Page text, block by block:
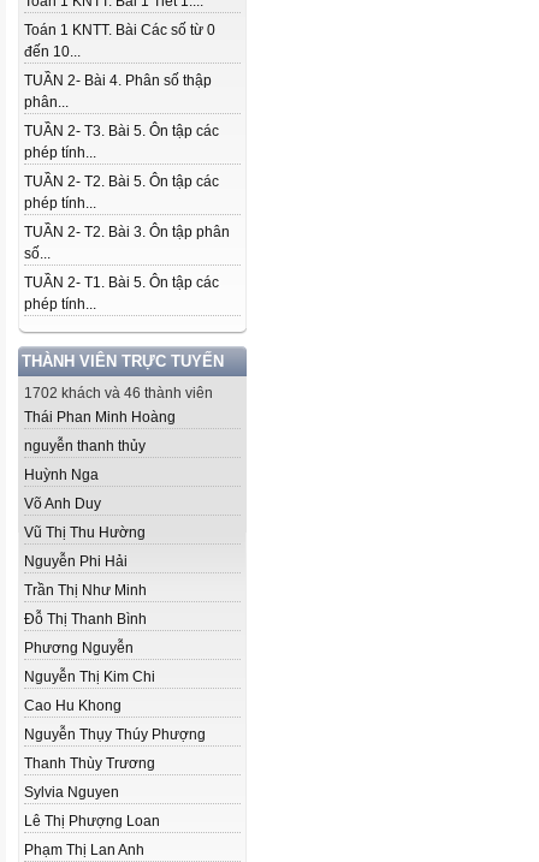
Toán 1 KNTT. Bài Các số từ 0
đến 10...
TUẦN 2- Bài 4. Phân số thập
phân...
TUẦN 2- T3. Bài 5. Ôn tập các
phép tính...
TUẦN 2- T2. Bài 5. Ôn tập các
phép tính...
TUẦN 2- T2. Bài 3. Ôn tập phân
số...
TUẦN 2- T1. Bài 5. Ôn tập các
phép tính...
THÀNH VIÊN TRỰC TUYẾN
1702 khách và 46 thành viên
Thái Phan Minh Hoàng
nguyễn thanh thủy
Huỳnh Nga
Võ Anh Duy
Vũ Thị Thu Hường
Nguyễn Phi Hải
Trần Thị Như Minh
Đỗ Thị Thanh Bình
Phương Nguyễn
Nguyễn Thị Kim Chi
Cao Hu Khong
Nguyễn Thụy Thúy Phượng
Thanh Thùy Trương
Sylvia Nguyen
Lê Thị Phượng Loan
Phạm Thị Lan Anh